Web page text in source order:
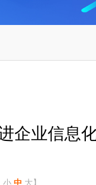
企业信息
小 中 大】